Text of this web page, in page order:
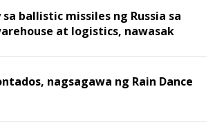
ballistic missiles ng Russia sa
at logistics, nawasak
nagsagawa ng Rain Dance